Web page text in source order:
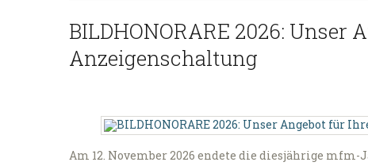
BILDHONORARE 2026: Unser
Anzeigenschaltung
Am 12. November 2026 endete die diesjährige